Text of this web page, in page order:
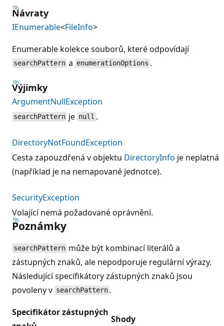
Návraty
IEnumerable<FileInfo>
Enumerable kolekce souborů, které odpovídají
searchPattern a enumerationOptions .
Výjimky
ArgumentNullException
searchPattern je null .
DirectoryNotFoundException
Cesta zapouzdřená v objektu DirectoryInfo je neplatná
(například je na nemapované jednotce).
SecurityException
Volající nemá požadované oprávnění.
Poznámky
searchPattern může být kombinací literálů a
zástupných znaků, ale nepodporuje regulární výrazy.
Následující specifikátory zástupných znaků jsou
povoleny v searchPattern .
Specifikátor zástupných
Shody